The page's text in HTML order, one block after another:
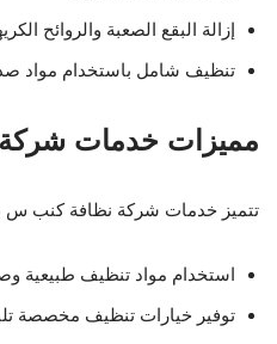
إزالة البقع الصعبة والروائح
تنظيف شامل باستخدام مواد
مميزات خدمات
تتميز خدمات شركة نظافة كنب س
استخدام مواد تنظيف طبيعية
توفير خيارات تنظيف مخصصة